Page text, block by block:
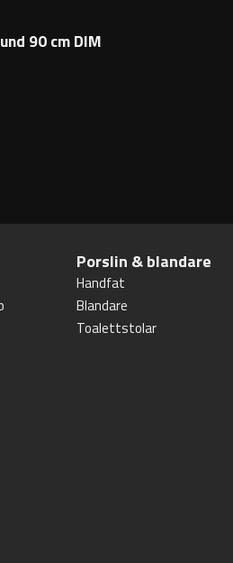
90 cm DIM
Porslin & blandare
Handfat
Blandare
Toalettstolar